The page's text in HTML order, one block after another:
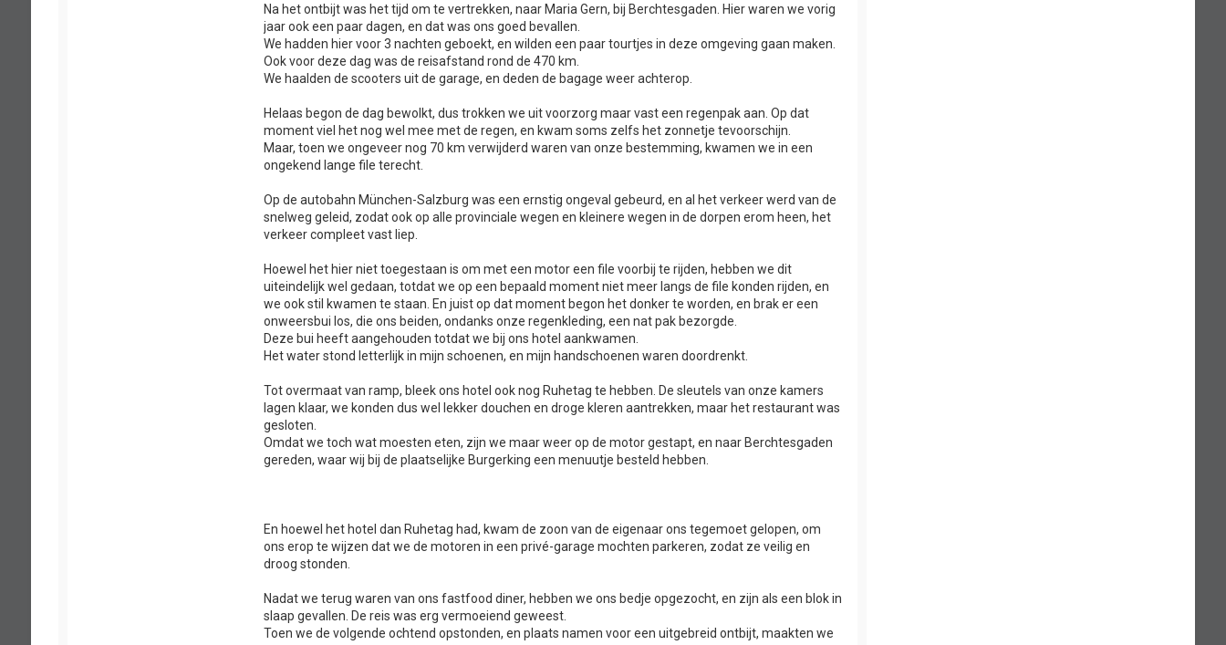
Na het ontbijt was het tijd om te vertrekken, naar Maria Gern, bij Berchtesgaden. Hier waren we vorig
jaar ook een paar dagen, en dat was ons goed bevallen.
We hadden hier voor 3 nachten geboekt, en wilden een paar tourtjes in deze omgeving gaan maken.
Ook voor deze dag was de reisafstand rond de 470 km.
We haalden de scooters uit de garage, en deden de bagage weer achterop.
Helaas begon de dag bewolkt, dus trokken we uit voorzorg maar vast een regenpak aan. Op dat
moment viel het nog wel mee met de regen, en kwam soms zelfs het zonnetje tevoorschijn.
Maar, toen we ongeveer nog 70 km verwijderd waren van onze bestemming, kwamen we in een
ongekend lange file terecht.
Op de autobahn München-Salzburg was een ernstig ongeval gebeurd, en al het verkeer werd van de
snelweg geleid, zodat ook op alle provinciale wegen en kleinere wegen in de dorpen erom heen, het
verkeer compleet vast liep.
Hoewel het hier niet toegestaan is om met een motor een file voorbij te rijden, hebben we dit
uiteindelijk wel gedaan, totdat we op een bepaald moment niet meer langs de file konden rijden, en
we ook stil kwamen te staan. En juist op dat moment begon het donker te worden, en brak er een
onweersbui los, die ons beiden, ondanks onze regenkleding, een nat pak bezorgde.
Deze bui heeft aangehouden totdat we bij ons hotel aankwamen.
Het water stond letterlijk in mijn schoenen, en mijn handschoenen waren doordrenkt.
Tot overmaat van ramp, bleek ons hotel ook nog Ruhetag te hebben. De sleutels van onze kamers
lagen klaar, we konden dus wel lekker douchen en droge kleren aantrekken, maar het restaurant was
gesloten.
Omdat we toch wat moesten eten, zijn we maar weer op de motor gestapt, en naar Berchtesgaden
gereden, waar wij bij de plaatselijke Burgerking een menuutje besteld hebben.
En hoewel het hotel dan Ruhetag had, kwam de zoon van de eigenaar ons tegemoet gelopen, om
ons erop te wijzen dat we de motoren in een privé-garage mochten parkeren, zodat ze veilig en
droog stonden.
Nadat we terug waren van ons fastfood diner, hebben we ons bedje opgezocht, en zijn als een blok in
slaap gevallen. De reis was erg vermoeiend geweest.
Toen we de volgende ochtend opstonden, en plaats namen voor een uitgebreid ontbijt, maakten we